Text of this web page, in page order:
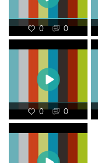
0 0
0 0